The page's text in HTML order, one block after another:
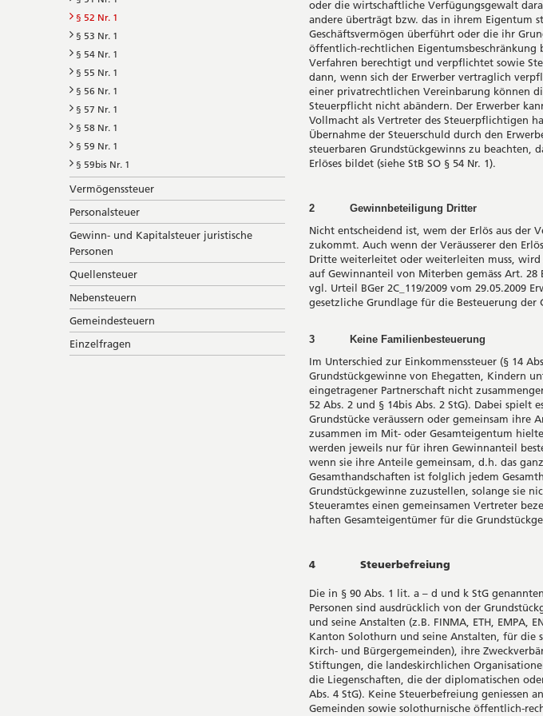
§ 52 Nr. 1
§ 53 Nr. 1
§ 54 Nr. 1
§ 55 Nr. 1
§ 56 Nr. 1
§ 57 Nr. 1
§ 58 Nr. 1
§ 59 Nr. 1
§ 59bis Nr. 1
Vermögenssteuer
Personalsteuer
Gewinn- und Kapitalsteuer juristische
Personen
Quellensteuer
Nebensteuern
Gemeindesteuern
Einzelfragen
oder die wirtschaftliche Verfügungsgewalt
andere überträgt bzw. das in ihrem Eigentum
Geschäftsvermögen überführt oder die ihr
öffentlich-rechtlichen
Verfahren berechtigt und verpflichtet sowie
dann, wenn sich der Erwerber vertraglich
einer privatrechtlichen Vereinbarung können
Steuerpflicht nicht abändern. Der Erwerber
Vollmacht als Vertreter des Steuerpflichtigen
Übernahme der Steuerschuld durch den
steuerbaren Grundstückgewinns zu beachten,
Erlöses bildet (siehe StB SO § 54 Nr. 1).
2 Gewinnbeteiligung Dritter
Nicht entscheidend ist, wem der Erlös aus der
zukommt. Auch wenn der Veräusserer den
Dritte weiterleitet oder weiterleiten muss, wird
auf Gewinnanteil von Miterben gemäss Art.
vgl. Urteil BGer 2C_119/2009 vom 29.05.2009
gesetzliche Grundlage für die Besteuerung
3 Keine Familienbesteuerung
Im Unterschied zur Einkommenssteuer (§ 14
Grundstückgewinne von Ehegatten, Kindern
eingetragener Partnerschaft nicht
52 Abs. 2 und § 14bis Abs. 2 StG). Dabei spielt
Grundstücke veräussern oder gemeinsam ihre
zusammen im Mit- oder Gesamteigentum
werden jeweils nur für ihren Gewinnanteil
wenn sie ihre Anteile gemeinsam, d.h. das
Gesamthandschaften ist folglich jedem
Grundstückgewinne zuzustellen, solange sie
Steueramtes einen gemeinsamen Vertreter
haften Gesamteigentümer für die
4 Steuerbefreiung
Die in § 90 Abs. 1 lit. a – d und k StG
Personen sind ausdrücklich von der
und seine Anstalten (z.B. FINMA, ETH, EMPA,
Kanton Solothurn und seine Anstalten, für die
Kirch- und Bürgergemeinden), ihre
Stiftungen, die landeskirchlichen
die Liegenschaften, die der diplomatischen
Abs. 4 StG). Keine Steuerbefreiung geniessen
Gemeinden sowie solothurnische öffentlich-